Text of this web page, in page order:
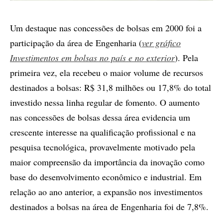
Um destaque nas concessões de bolsas em 2000 foi a
participação da área de Engenharia (ver gráfico
Investimentos em bolsas no país e no exterior). Pela
primeira vez, ela recebeu o maior volume de recursos
destinados a bolsas: R$ 31,8 milhões ou 17,8% do total
investido nessa linha regular de fomento. O aumento
nas concessões de bolsas dessa área evidencia um
crescente interesse na qualificação profissional e na
pesquisa tecnológica, provavelmente motivado pela
maior compreensão da importância da inovação como
base do desenvolvimento econômico e industrial. Em
relação ao ano anterior, a expansão nos investimentos
destinados a bolsas na área de Engenharia foi de 7,8%.